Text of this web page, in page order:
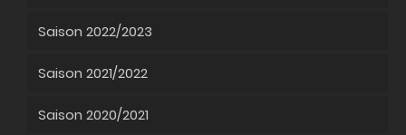
Saison 2022/2023
Saison 2021/2022
Saison 2020/2021